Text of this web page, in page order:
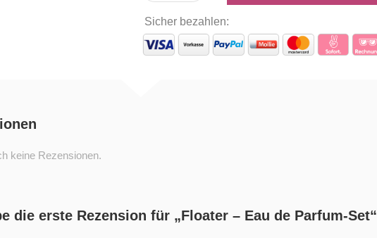
Sicher bezahlen:
keine Rezensionen.
die erste Rezension für „Floater – Eau de Parfum-Set“